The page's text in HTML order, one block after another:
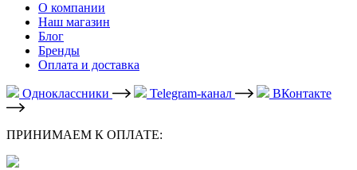
О компании
Наш магазин
Блог
Бренды
Оплата и доставка
Одноклассники Telegram-канал ВКонтакте
ПРИНИМАЕМ К ОПЛАТЕ: